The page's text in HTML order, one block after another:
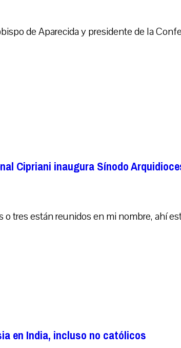
de Aparecida y presidente de la
Cipriani inaugura Sínodo
tres están reunidos en mi nombre, ahí
en India, incluso no católicos